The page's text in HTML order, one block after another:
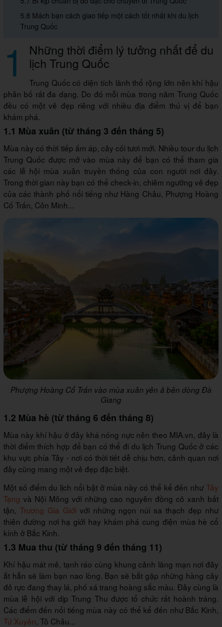
5.8 Mách bạn cách giao tiếp một cách tốt nhất khi du lịch
Trung Quốc
1 Những thời điểm lý tưởng nhất để du
lịch Trung Quốc
Trung Quốc có diện tích lãnh thổ rộng lớn nên khí hậu
phân bố rất đa dạng. Do đó mỗi mùa trong năm Trung Quốc
đều có một vẻ đẹp riêng với nhiều địa điểm thú vị để bạn
khám phá.
1.1 Mùa xuân (từ tháng 3 đến tháng 5)
Mùa này có thời tiếp ấm áp, cây cối tươi mới. Nhiều tour du lịch
Trung Quốc được mở vào mùa này để bạn có thể tham gia
các lễ hội mùa xuân truyền thống của con người nơi đây.
Trong thời gian này bạn có thể check-in, chiêm ngưỡng vẻ đẹp
của các thành phố nổi tiếng như Hàng Châu, Phượng Hoàng
Cố Trấn, Côn Minh...
Phượng Hoàng Cổ Trấn vào mùa xuân yên ả bên dòng Đà
Giang
1.2 Mùa hè (từ tháng 6 đến tháng 8)
Mùa này khí hậu ở đây khá nóng nực nên theo MIA.vn, đây là
thời điểm thích hợp để bạn có thể đi du lịch Trung Quốc ở các
khu vực phía Tây - nơi có thời tiết dễ chịu hơn, cảnh quan nơi
đây cũng mang một vẻ đẹp đặc biệt.
Một số điểm du lịch nổi bật ở mùa này có thể kể đến như Tây
Tạng và Nội Mông với những cao nguyên đồng cỏ xanh bất
tận, Trương Gia Giới với những ngọn núi sa thạch đẹp như
thiên đường nơi hạ giới hay khám phá cung điện mùa hè cổ
kính ở Bắc Kinh.
1.3 Mua thu (từ tháng 9 đến tháng 11)
Khí hậu mát mẻ, tạnh ráo cùng khung cảnh lãng mạn nơi đây
ắt hẳn sẽ làm bạn nao lòng. Bạn sẽ bắt gặp những hàng cây
đỏ rực đang thay lá, phố xá trang hoàng sắc màu. Đây cùng là
mùa lễ hội với dịp Trung Thu được tổ chức rất hoành tráng.
Các điểm đến nổi tiếng mùa này có thể kể đến như Bắc Kinh,
Tứ Xuyên, Tô Châu...